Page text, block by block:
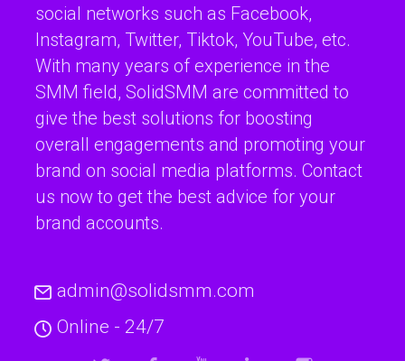
social networks such as Facebook,
Instagram, Twitter, Tiktok, YouTube, etc.
With many years of experience in the
SMM field, SolidSMM are committed to
give the best solutions for boosting
overall engagements and promoting your
brand on social media platforms. Contact
us now to get the best advice for your
brand accounts.
admin@solidsmm.com
Online - 24/7